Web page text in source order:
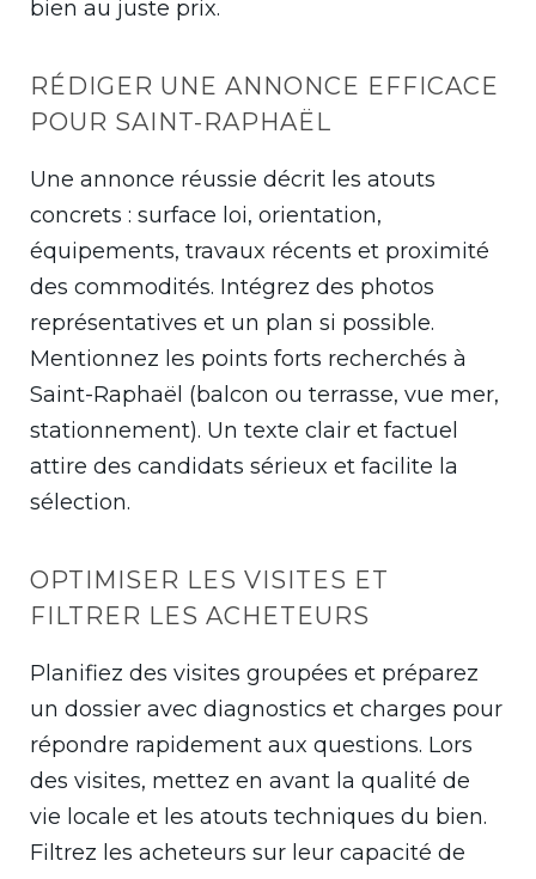
bien au juste prix.
RÉDIGER UNE ANNONCE EFFICACE
POUR SAINT-RAPHAËL
Une annonce réussie décrit les atouts
concrets : surface loi, orientation,
équipements, travaux récents et proximité
des commodités. Intégrez des photos
représentatives et un plan si possible.
Mentionnez les points forts recherchés à
Saint-Raphaël (balcon ou terrasse, vue mer,
stationnement). Un texte clair et factuel
attire des candidats sérieux et facilite la
sélection.
OPTIMISER LES VISITES ET
FILTRER LES ACHETEURS
Planifiez des visites groupées et préparez
un dossier avec diagnostics et charges pour
répondre rapidement aux questions. Lors
des visites, mettez en avant la qualité de
vie locale et les atouts techniques du bien.
Filtrez les acheteurs sur leur capacité de